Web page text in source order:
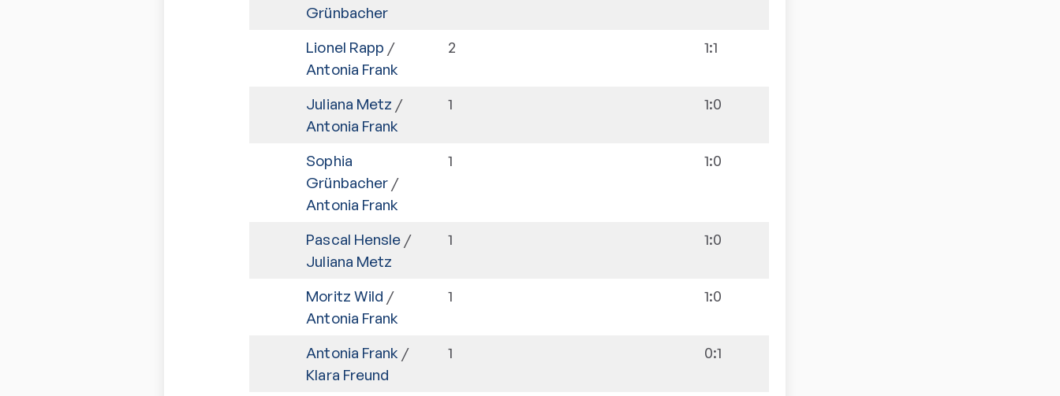
Grünbacher
Lionel Rapp /
Antonia Frank
2 1:1
Juliana Metz /
Antonia Frank
1 1:0
Sophia
Grünbacher/
Antonia Frank
1 1:0
Pascal Hensle /
Juliana Metz
1 1:0
Moritz Wild /
Antonia Frank
1 1:0
Antonia Frank /
Klara Freund
1 0:1